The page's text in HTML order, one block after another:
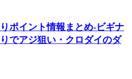
ポイント情報まとめ-ビギナ
でアジ狙い・クロダイのダ